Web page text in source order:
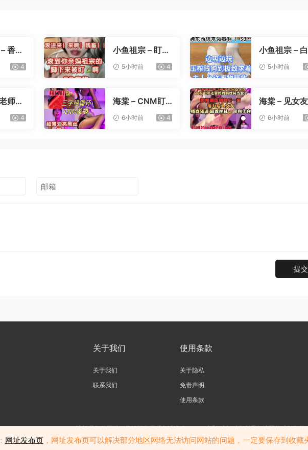
香水
射
4
小鱼祖宗 – 盯射
5小时前 4
小鱼祖宗 –
5小时前
师办
4
海棠 – CNM盯
6小时前 4
海棠 – 见女
6小时前
提交
关于我们
关于我们
联系我们
使用条款
关于隐私
免责声明
使用条款
访问我们的网站，您确认您已经年满十八（18）岁和/或超过您所居住辖区的成年年龄
站内大部分资源收集于网络，若侵犯了您的合法权益，请联系我们。
网址发布页，网址发布页可以解决部分地区网络无法访问网站的问题，一定要保存到收藏